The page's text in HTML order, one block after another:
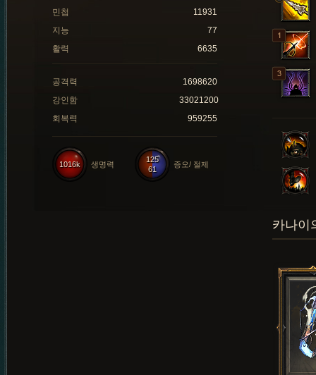
민첩
11931
지능
77
활력
6635
공격력
1698620
강인함
33021200
회복력
959255
125
61
증오/ 절제
1016k 생명력
카나이